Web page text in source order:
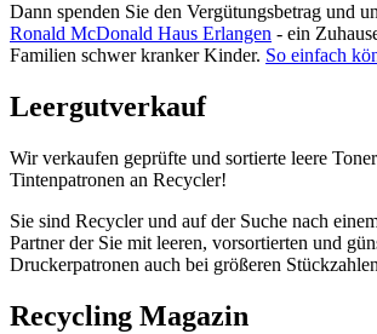
Dann spenden Sie den Vergütungsbetrag und
Ronald McDonald Haus Erlangen - ein
Familien schwer kranker Kinder. So einfach
Leergutverkauf
Wir verkaufen geprüfte und sortierte leere
Tintenpatronen an Recycler!
Sie sind Recycler und auf der Suche nach
Partner der Sie mit leeren, vorsortierten und
Druckerpatronen auch bei größeren
Recycling Magazin